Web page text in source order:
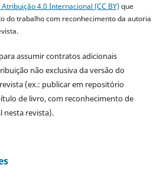
4.0 Internacional (CC BY)que
do trabalho com reconhecimento da autoria
assumir contratos adicionais
não exclusiva da versão do
(ex.: publicar em repositório
de livro, com reconhecimento de
nesta revista).